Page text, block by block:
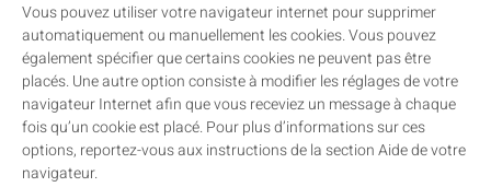
Vous pouvez utiliser votre navigateur internet pour supprimer
automatiquement ou manuellement les cookies. Vous pouvez
également spécifier que certains cookies ne peuvent pas être
placés. Une autre option consiste à modifier les réglages de votre
navigateur Internet afin que vous receviez un message à chaque
fois qu’un cookie est placé. Pour plus d’informations sur ces
options, reportez-vous aux instructions de la section Aide de votre
navigateur.